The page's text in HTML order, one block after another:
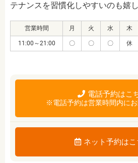
テナンスを習慣化しやすいのも嬉
営業時間 月 火 水 木
11:00～21:00 〇 〇 〇 休
電話予約はこ
※電話予約は営業時間内にお
ネット予約はこ